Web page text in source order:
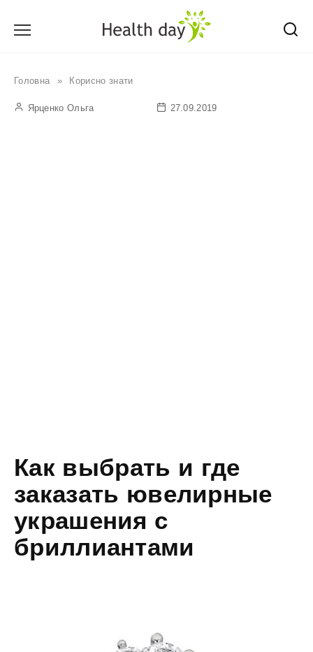
Головна » Корисно знати
Ярценко Ольга 27.09.2019
Как выбрать и где
заказать ювелирные
украшения с
бриллиантами